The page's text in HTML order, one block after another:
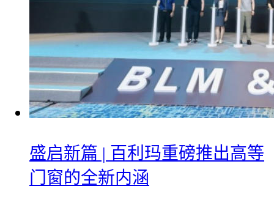
盛启新篇 | 百利玛重磅推出高等
门窗的全新内涵